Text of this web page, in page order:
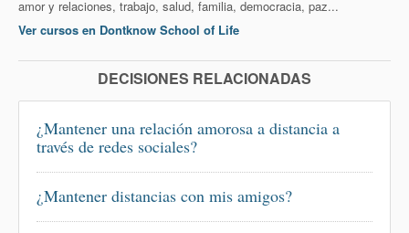
amor y relaciones, trabajo, salud, familia, democracia, paz...
Ver cursos en Dontknow School of Life
DECISIONES RELACIONADAS
¿Mantener una relación amorosa a distancia a
través de redes sociales?
¿Mantener distancias con mis amigos?